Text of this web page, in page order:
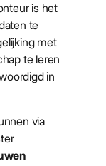
is het
te
met
te leren
in
via